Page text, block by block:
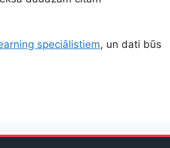
speciālistiem, un dati būs